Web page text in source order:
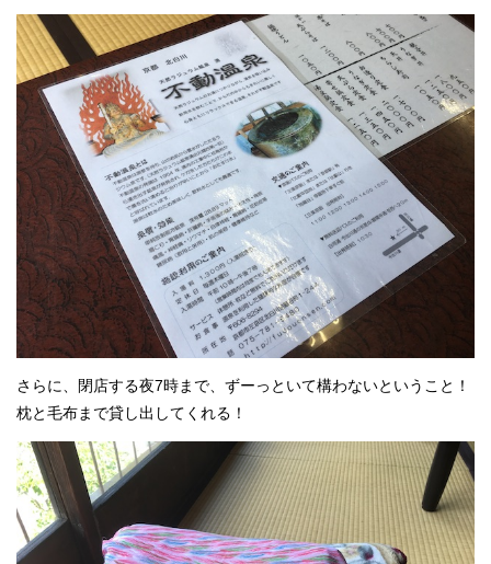
さらに、閉店する夜7時まで、ずーっといて構わないということ！
枕と毛布まで貸し出してくれる！